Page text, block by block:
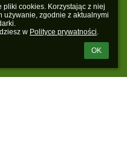
pliki cookies. Korzystając z niej
używanie, zgodnie z aktualnymi
w Polityce prywatności.
OK